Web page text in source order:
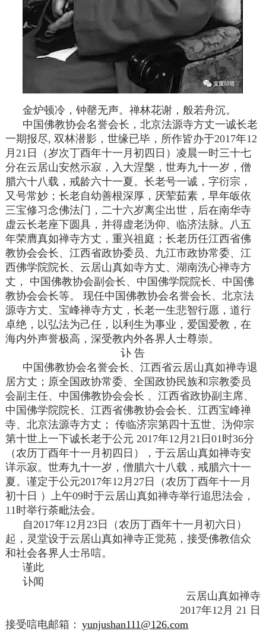
金炉顿冷，钟罄无声。禅林花谢，般若舟沉。
中国佛教协会名誉会长，北京法源寺方丈一诚长老
一期报尽, 双林潜影，世缘已毕，所作皆办于2017年12
月21日（岁次丁酉年十一月初四日）凌晨一时三十七
分在云居山安然示寂，入大涅槃，世寿九十一岁，僧
腊六十八载，戒龄六十一夏。长老号一诚，字衍宗，
又号常妙；长老自幼善根深厚，厌荤茹素，早年皈依
三宝修习念佛法门，二十六岁离尘出世，后在南华寺
虚云长老座下圆具，并得虚老沩仰、临济法脉。八五
年荣膺真如禅寺方丈，重兴祖庭；长老历任江西省佛
教协会会长、江西省政协委员、九江市政协常委、江
西佛学院院长、云居山真如寺方丈、湖南洗心禅寺方
丈， 中国佛教协会副会长、中国佛学院院长、中国佛
教协会会长等。 现任中国佛教协会名誉会长、北京法
源寺方丈、宝峰禅寺方丈，长老一生悲智行愿，道行
卓绝，以弘法为己任，以利生为事业，爱国爱教，在
海内外声誉极高，深受教内外各界人士尊崇。
讣 告
中国佛教协会名誉会长、江西省云居山真如禅寺退
居方丈；原全国政协常委、全国政协民族和宗教委员
会副主任、中国佛教协会会长 、江西省政协副主席、
中国佛学院院长、江西省佛教协会会长、江西宝峰禅
寺、北京法源寺方丈； 传临济宗第四十五世、沩仰宗
第十世上一下诚长老于公元 2017年12月21日01时36分
（农历丁酉年十一月初四日），于云居山真如禅寺安
详示寂。世寿九十一岁，僧腊六十八载，戒腊六十一
夏。谨定于公元2017年12月27日（农历丁酉年十一月
初十日 ）上午09时于云居山真如禅寺举行追思法会，
11时举行荼毗法会。
自2017年12月23日（农历丁酉年十一月初六日）
起，灵堂设于云居山真如禅寺正觉苑，接受佛教信众
和社会各界人士吊唁。
谨此
讣闻
云居山真如禅寺
2017年12月 21 日
接受唁电邮箱： yunjushan111@126.com